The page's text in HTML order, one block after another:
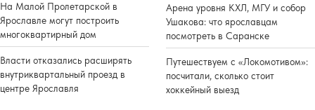
На Малой Пролетарской в
Ярославле могут построить
многоквартирный дом
Власти отказались расширять
внутриквартальный проезд в
центре Ярославля
Арена уровня КХЛ, МГУ и собор
Ушакова: что ярославцам
посмотреть в Саранске
Путешествуем с «Локомотивом»:
посчитали, сколько стоит
хоккейный выезд